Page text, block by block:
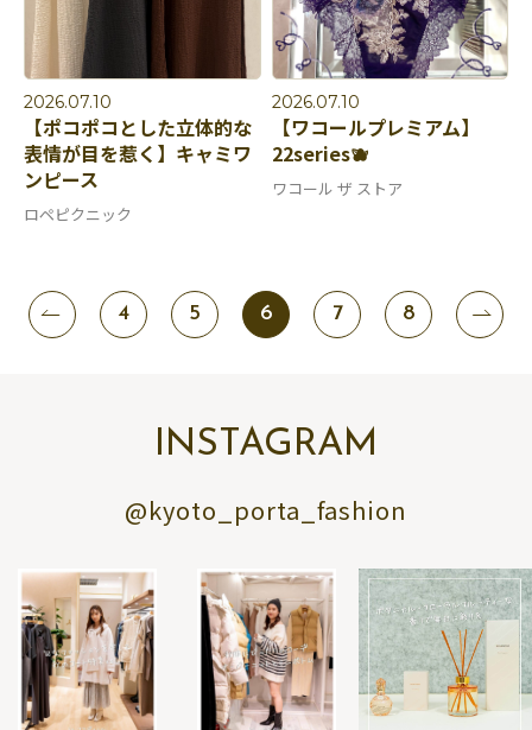
2026.07.10
【ポコポコとした立体的な
表情が目を惹く】キャミワ
ンピース
ロペピクニック
2026.07.10
【ワコールプレミアム】
22series🫐
ワコール ザ ストア
4 5 6 7 8
INSTAGRAM
@kyoto_porta_fashion